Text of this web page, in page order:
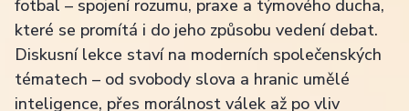
fotbal – spojení rozumu, praxe a týmového ducha,
které se promítá i do jeho způsobu vedení debat.
Diskusní lekce staví na moderních společenských
tématech – od svobody slova a hranic umělé
inteligence, přes morálnost válek až po vliv